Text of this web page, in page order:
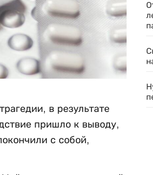
в результате
пришло к выводу,
с собой,